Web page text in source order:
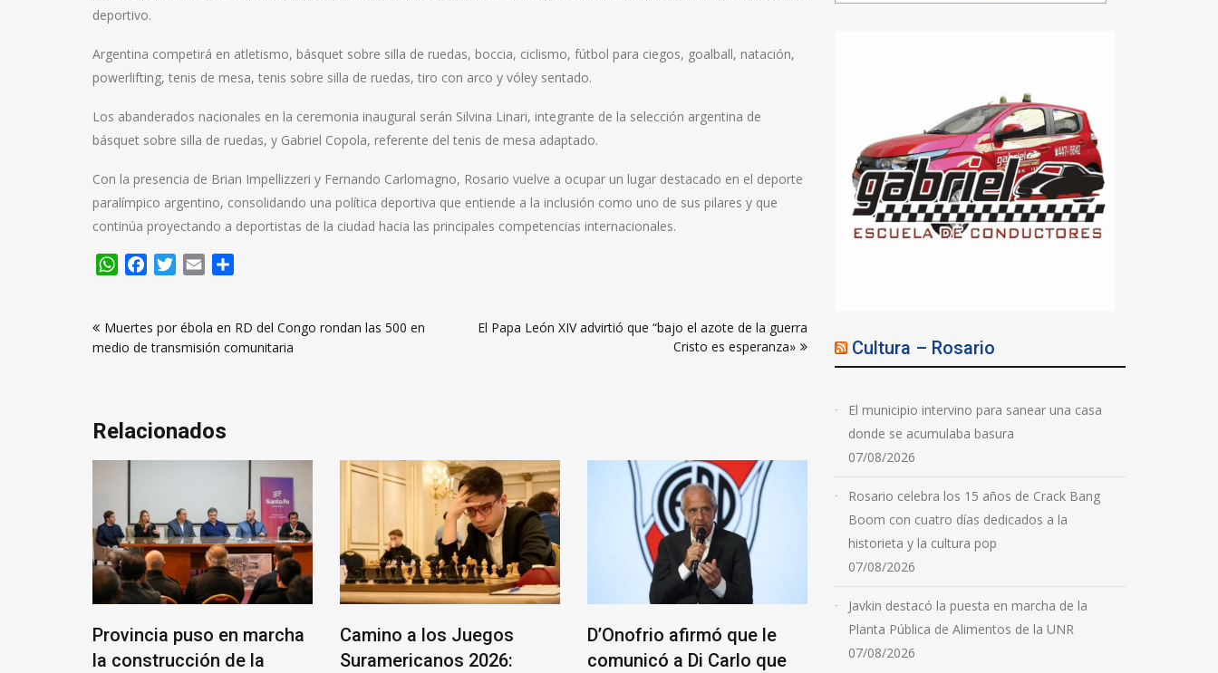
deportivo.
Argentina competirá en atletismo, básquet sobre silla de ruedas, boccia, ciclismo, fútbol para ciegos, goalball, natación,
powerlifting, tenis de mesa, tenis sobre silla de ruedas, tiro con arco y vóley sentado.
Los abanderados nacionales en la ceremonia inaugural serán Silvina Linari, integrante de la selección argentina de
básquet sobre silla de ruedas, y Gabriel Copola, referente del tenis de mesa adaptado.
Con la presencia de Brian Impellizzeri y Fernando Carlomagno, Rosario vuelve a ocupar un lugar destacado en el deporte
paralímpico argentino, consolidando una política deportiva que entiende a la inclusión como uno de sus pilares y que
continúa proyectando a deportistas de la ciudad hacia las principales competencias internacionales.
WhatsApp
FacebookTwitter
Email
deMuertes por ébola en RD del Congo rondan las 500 en
medio de transmisión comunitaria
El Papa León XIV advirtió que “bajo el azote de la guerra
Cristo es esperanza»
Relacionados
Provincia puso en marcha
la construcción de la
Camino a los Juegos
Suramericanos 2026:
D’Onofrio afirmó que le
comunicó a Di Carlo que
Violencia de género:
secuestraron un arsenal
Cultura – Rosario
El municipio intervino para sanear una casa
donde se acumulaba basura
07/08/2026
Rosario celebra los 15 años de Crack Bang
Boom con cuatro días dedicados a la
historieta y la cultura pop
07/08/2026
Javkin destacó la puesta en marcha de la
Planta Pública de Alimentos de la UNR
07/08/2026